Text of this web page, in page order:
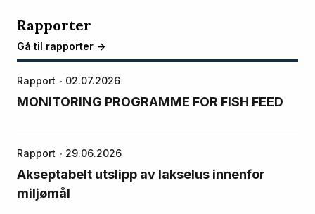
Rapporter
Gå til rapporter ->
Rapport 02.07.2026
MONITORING PROGRAMME FOR FISH FEED
Rapport 29.06.2026
Akseptabelt utslipp av lakselus innenfor
miljømål